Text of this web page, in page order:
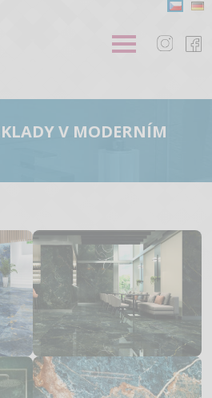
V MODERNÍM